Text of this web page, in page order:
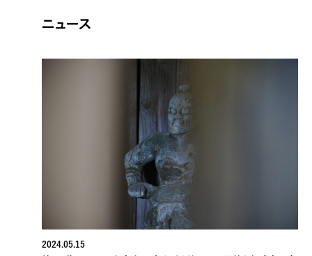
ニュース
2024.05.15